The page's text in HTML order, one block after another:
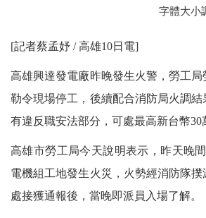
字體大小
[記者蔡孟妤 / 高雄10日電]
高雄興達發電廠昨晚發生火警，勞工
勒令現場停工，後續配合消防局火調
有違反職安法部分，可處最高新台幣30
高雄市勞工局今天說明表示，昨天晚
電機組工地發生火災，火勢經消防隊
處接獲通報後，當晚即派員入場了解。